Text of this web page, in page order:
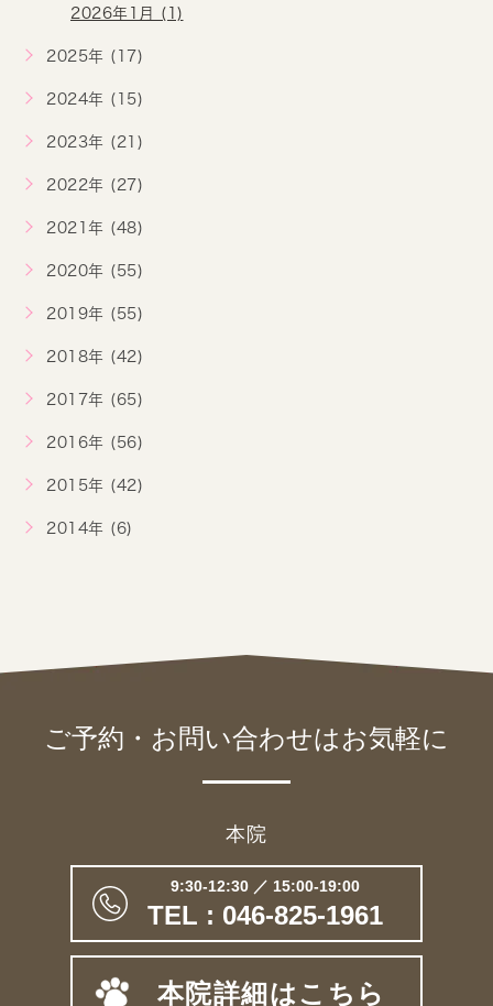
2026年1月 (1)
2025年 (17)
2024年 (15)
2023年 (21)
2022年 (27)
2021年 (48)
2020年 (55)
2019年 (55)
2018年 (42)
2017年 (65)
2016年 (56)
2015年 (42)
2014年 (6)
ご予約・お問い合わせはお気軽に
本院
9:30-12:30 ／ 15:00-19:00
TEL : 046-825-1961
本院詳細はこちら